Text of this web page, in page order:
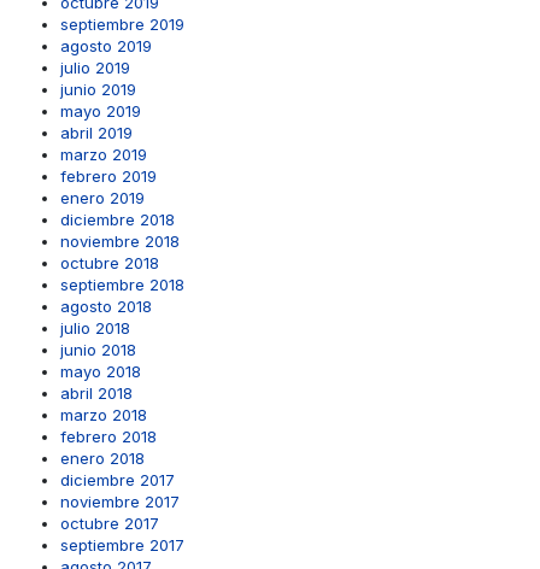
septiembre 2019
agosto 2019
julio 2019
junio 2019
mayo 2019
abril 2019
marzo 2019
febrero 2019
enero 2019
diciembre 2018
noviembre 2018
octubre 2018
septiembre 2018
agosto 2018
julio 2018
junio 2018
mayo 2018
abril 2018
marzo 2018
febrero 2018
enero 2018
diciembre 2017
noviembre 2017
octubre 2017
septiembre 2017